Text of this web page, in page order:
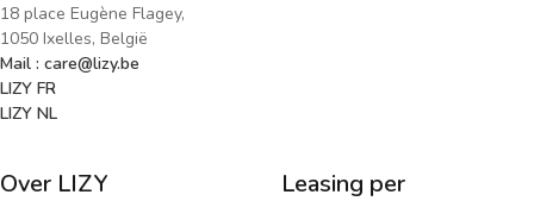
18 place Eugène Flagey,
1050 Ixelles, België
Mail : care@lizy.be
LIZY FR
LIZY NL
Over LIZY
Leasing per